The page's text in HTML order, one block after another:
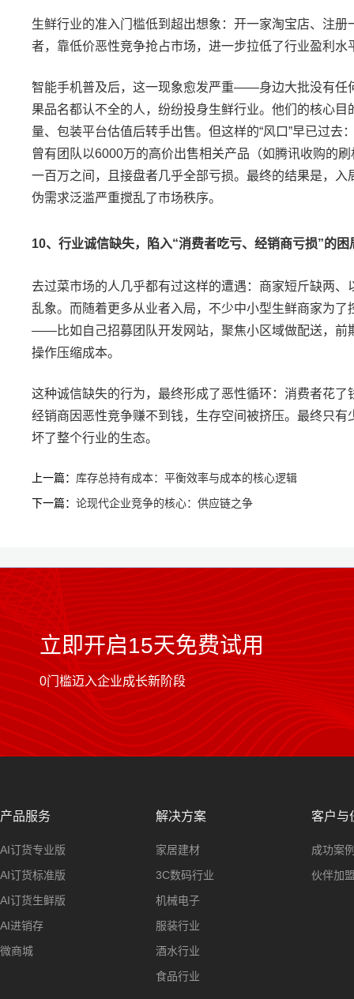
生鲜行业的准入门槛低到超出想象：开一家淘宝店、注
者，靠低价恶性竞争抢占市场，进一步拉低了行业盈利水
智能手机普及后，这一现象愈发严重——身边大批没有任
果品名都认不全的人，纷纷投身生鲜行业。他们的核心
量、包装平台估值后转手出售。但这样的“风口”早已过去
曾有团队以6000万的高价出售相关产品（如腾讯收购的
一百万之间，且接盘者几乎全部亏损。最终的结果是，
伪需求泛滥严重搅乱了市场秩序。
10、行业诚信缺失，陷入“消费者吃亏、经销商亏损”的困
去过菜市场的人几乎都有过这样的遭遇：商家短斤缺两
乱象。而随着更多从业者入局，不少中小型生鲜商家为
——比如自己招募团队开发网站，聚焦小区域做配送，
操作压缩成本。
这种诚信缺失的行为，最终形成了恶性循环：消费者花
经销商因恶性竞争赚不到钱，生存空间被挤压。最终只
坏了整个行业的生态。
上一篇： 库存总持有成本：平衡效率与成本的核心逻辑
下一篇： 论现代企业竞争的核心：供应链之争
立即开启15天免费试用
0门槛迈入企业成长新阶段
产品服务
AI订货专业版
AI订货标准版
AI订货生鲜版
AI进销存
微商城
解决方案
家居建材
3C数码行业
机械电子
服装行业
酒水行业
食品行业
客户与
成功案
伙伴加